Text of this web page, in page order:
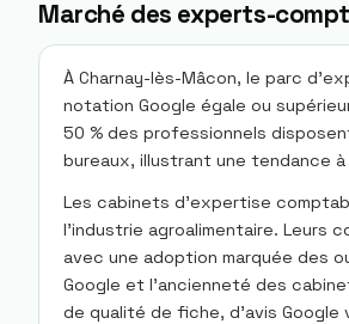
Marché des experts-
À Charnay-lès-Mâcon, le parc
notation Google égale ou
50 % des professionnels
bureaux, illustrant une tendance
Les cabinets d’expertise
l’industrie agroalimentaire. Leurs
avec une adoption marquée des
Google et l’ancienneté des
de qualité de fiche, d’avis